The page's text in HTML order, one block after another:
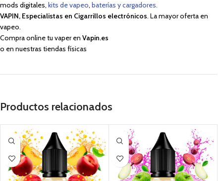
mods digitales, kits de vapeo, baterías y cargadores.
VAPIN, Especialistas en Cigarrillos electrónicos. La mayor oferta en
vapeo.
Compra online tu vaper en Vapin.es
o en nuestras tiendas físicas
Productos relacionados